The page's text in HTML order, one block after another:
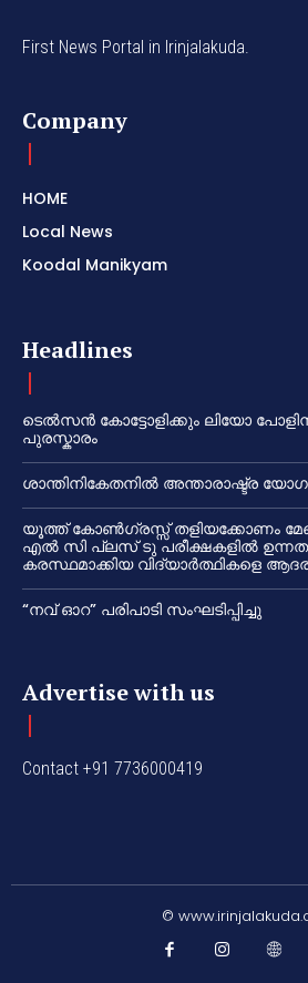
First News Portal in Irinjalakuda.
Company
HOME
Local News
Koodal Manikyam
Headlines
ടെൽസൻ കോട്ടോളിക്കും ലിയോ
പുരസ്കാരം
ശാന്തിനികേതനിൽ അന്താരാഷ്ട്ര
യൂത്ത് കോൺഗ്രസ്സ് തളിയക്കോണം
എൽ സി പ്ലസ് ടു പരീക്ഷകളിൽ
കരസ്ഥമാക്കിയ വിദ്യാർത്ഥികളെ
“നവ് ഓറ” പരിപാടി സംഘടിപ്പിച്ചു
Advertise with us
Contact +91 7736000419
©